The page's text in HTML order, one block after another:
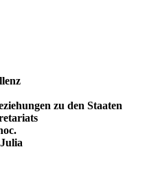
zu den Staaten